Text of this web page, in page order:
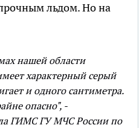
льдом. Но на
нашей области
характерный серый
и одного сантиметра.
опасно", -
ГИМС ГУ МЧС России по